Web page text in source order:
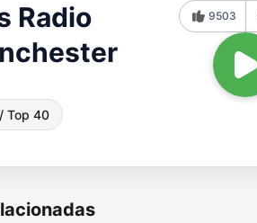
Radio
Top 40
9503